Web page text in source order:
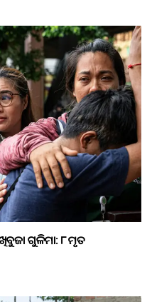
ଗୁଳିମାଡ଼: ୮ ମୃତ